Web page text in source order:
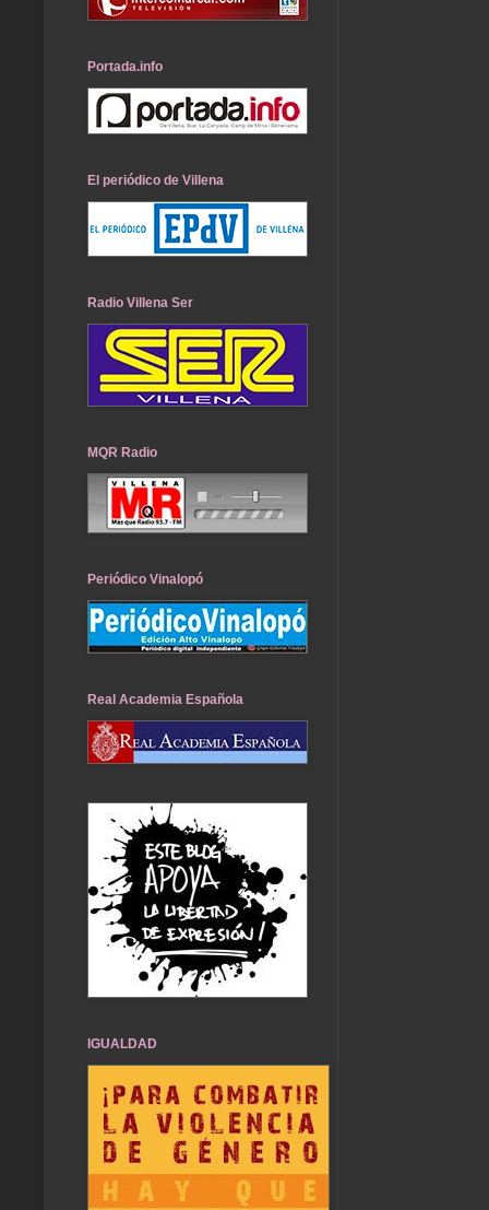
Portada.info
El periódico de Villena
Radio Villena Ser
MQR Radio
Periódico Vinalopó
Real Academia Española
IGUALDAD